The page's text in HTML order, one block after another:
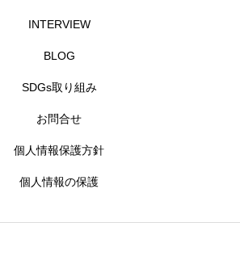
INTERVIEW
BLOG
SDGs取り組み
お問合せ
個人情報保護方針
個人情報の保護